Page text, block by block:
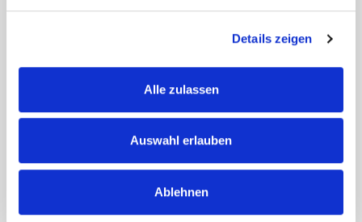
Details zeigen
Alle zulassen
Auswahl erlauben
Ablehnen